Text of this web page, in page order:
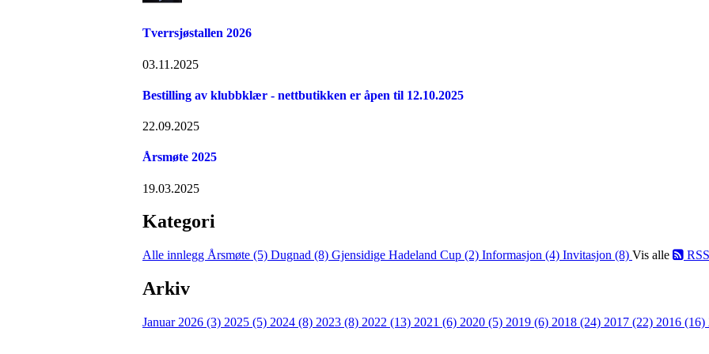
Tverrsjøstallen 2026
03.11.2025
Bestilling av klubbklær - nettbutikken er åpen til 12.10.2025
22.09.2025
Årsmøte 2025
19.03.2025
Kategori
Alle innlegg Årsmøte (5) Dugnad (8) Gjensidige Hadeland Cup (2) Informasjon (4) Invitasjon (8) Vis alle RSS
Arkiv
Januar 2026 (3) 2025 (5) 2024 (8) 2023 (8) 2022 (13) 2021 (6) 2020 (5) 2019 (6) 2018 (24) 2017 (22) 2016 (16)